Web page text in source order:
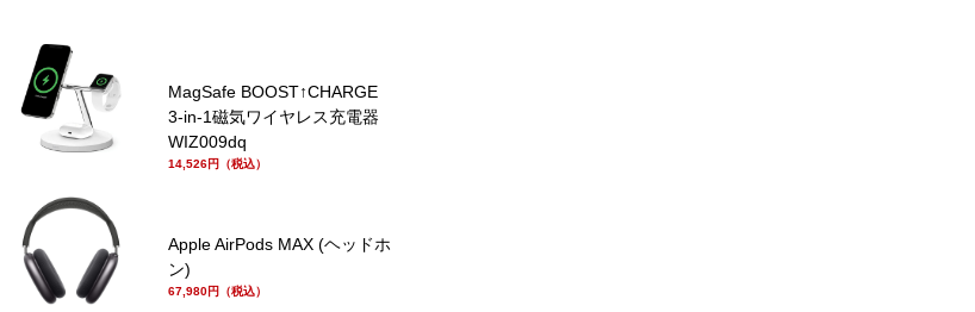
MagSafe BOOST↑CHARGE
3-in-1磁気ワイヤレス充電器
WIZ009dq
14,526円（税込）
Apple AirPods MAX (ヘッドホ
ン)
67,980円（税込）